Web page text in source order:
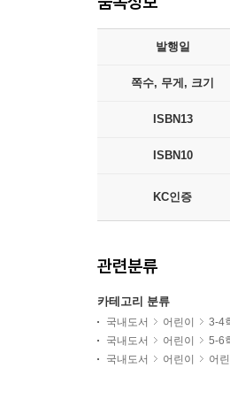
발행일
쪽수, 무게, 크기
ISBN13
ISBN10
KC인증
관련분류
카테고리 분류
국내도서 어린이 3-4
국내도서
어린이 5-6
국내도서
어린이 어